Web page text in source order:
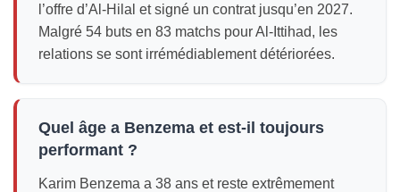
l’offre d’Al-Hilal et signé un contrat jusqu’en 2027.
Malgré 54 buts en 83 matchs pour Al-Ittihad, les
relations se sont irrémédiablement détériorées.
Quel âge a Benzema et est-il toujours
performant ?
Karim Benzema a 38 ans et reste extrêmement